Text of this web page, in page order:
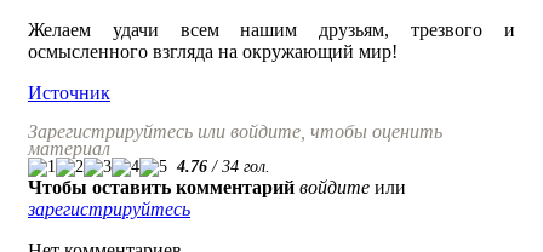
Желаем удачи всем нашим друзьям, трезвого и
осмысленного взгляда на окружающий мир!
Источник
Зарегистрируйтесь или войдите, чтобы оценить
материал
4.76 / 34 гол.
Чтобы оставить комментарий войдите или
зарегистрируйтесь